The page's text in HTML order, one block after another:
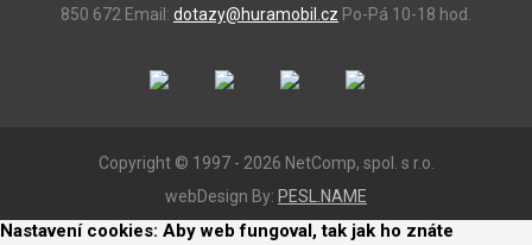
850 672 Email: dotazy@huramobil.cz Po-Pá 10-18 hod.
Copyright © 1997 - 2026 NetComp, spol. s r.o.
webDesign By: PESL.NAME
Nastavení cookies: Aby web fungoval, tak jak ho znáte